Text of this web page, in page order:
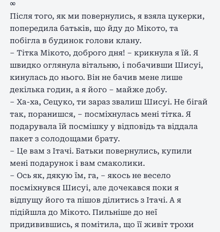
∞
Після того, як ми повернулись, я взяла цукерки,
попередила батьків, що йду до Мікото, та
побігла в будинок голови клану.
– Тітка Мікото, доброго дня! – крикнула я їй. Я
швидко оглянула вітальню, і побачивши Шисуі,
кинулась до нього. Він не бачив мене лише
декілька годин, а я його – майже добу.
– Ха-ха, Сецуко, ти зараз звалиш Шисуі. Не бігай
так, поранишся, – посміхнулась мені тітка. Я
подарувала їй посмішку у відповідь та віддала
пакет з солодощами брату.
– Це вам з Ітачі. Батьки повернулись, купили
мені подарунок і вам смаколики.
– Ось як, дякую їм, га, – якось не весело
посміхнувся Шисуі, але дочекався поки я
відпущу його та пішов ділитись з Ітачі. А я
підійшла до Мікото. Пильніше до неї
придивившись, я помітила, що її живіт трохи